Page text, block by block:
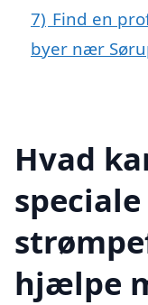
7) Find en
byer nær
Hvad
speciale
hjælpe